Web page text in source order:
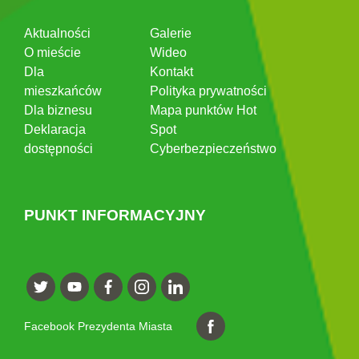
Aktualności
O mieście
Dla
mieszkańców
Dla biznesu
Deklaracja
dostępności
Galerie
Wideo
Kontakt
Polityka prywatności
Mapa punktów Hot
Spot
Cyberbezpieczeństwo
PUNKT INFORMACYJNY
Facebook Prezydenta Miasta